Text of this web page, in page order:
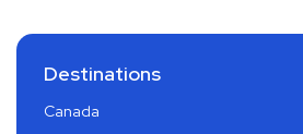
Destinations
Canada